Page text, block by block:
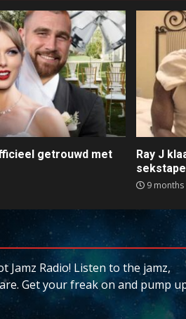
getrouwd met
Ray J
sekstape
9 months
Jamz Radio! Listen to the jamz,
Get your freak on and pump